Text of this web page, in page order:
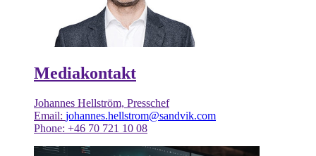
Mediakontakt
Johannes Hellström, Presschef
Email: johannes.hellstrom@sandvik.com
Phone: +46 70 721 10 08